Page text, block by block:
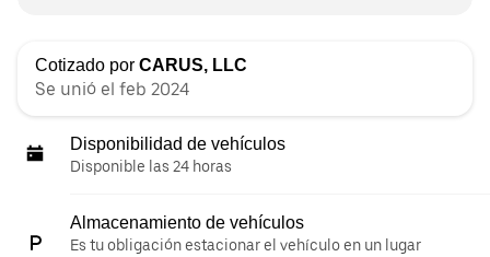
Cotizado por CARUS, LLC
Se unió el feb 2024
Disponibilidad de vehículos
Disponible las 24 horas
Almacenamiento de vehículos
Es tu obligación estacionar el vehículo en un lugar